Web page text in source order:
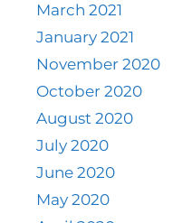
March 2021
January 2021
November 2020
October 2020
August 2020
July 2020
June 2020
May 2020